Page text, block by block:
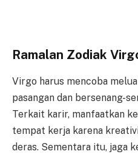
Ramalan Zodiak
Virgo harus mencoba
pasangan dan bersenang-
Terkait karir, manfaatkan
tempat kerja karena
deras. Sementara itu, jaga